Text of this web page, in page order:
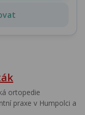
ortopedie
praxe v Humpolci a